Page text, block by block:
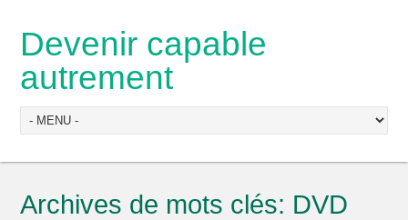
Devenir capable
autrement
Archives de mots clés: DVD